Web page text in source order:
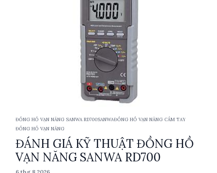
ĐỒNG HỒ VẠN NĂNG SANWA RD700SANWAĐỒNG HỒ VẠN NĂNG CẦM TAY
ĐỒNG HỒ VẠN NĂNG
ĐÁNH GIÁ KỸ THUẬT ĐỒNG HỒ
VẠN NĂNG SANWA RD700